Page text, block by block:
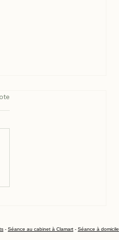
ils semblent plus
- Séance au cabinet à Clamart - Séance à domicile